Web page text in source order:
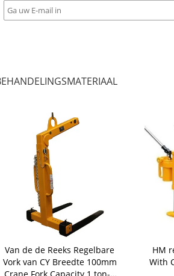
Van de de Reeks Regelbare
Vork van CY Breedte 100mm
HM
With